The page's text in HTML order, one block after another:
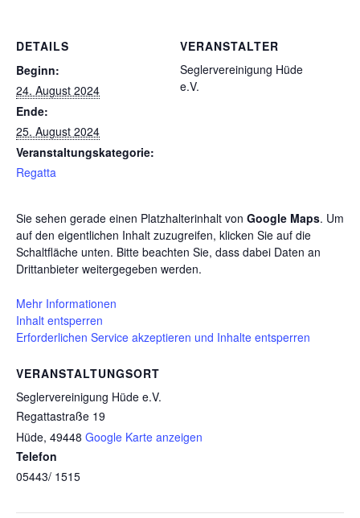
DETAILS
Beginn:
24. August 2024
Ende:
25. August 2024
Veranstaltungskategorie:
Regatta
VERANSTALTER
Seglervereinigung Hüde
e.V.
VERANSTALTUNGSORT
Seglervereinigung Hüde e.V.
Regattastraße 19
Hüde, 49448 Google Karte anzeigen
Telefon
05443/ 1515
Sie sehen gerade einen Platzhalterinhalt von Google Maps. Um
auf den eigentlichen Inhalt zuzugreifen, klicken Sie auf die
Schaltfläche unten. Bitte beachten Sie, dass dabei Daten an
Drittanbieter weitergegeben werden.
Mehr Informationen
Inhalt entsperren
Erforderlichen Service akzeptieren und Inhalte entsperren